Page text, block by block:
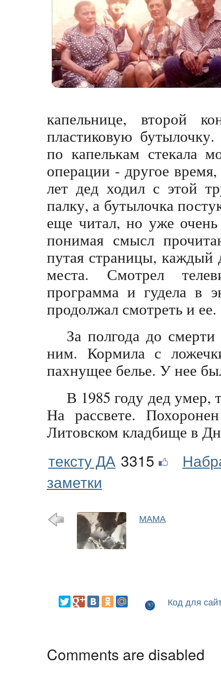
капельнице, второй
пластиковую
по капелькам стекала
операции - другое
лет дед ходил с этой
палку, а бутылочка
еще читал, но уже
понимая смысл
путая страницы, каждый
места. Смотрел
программа и гудела в
продолжал смотреть и ее.
За полгода до
ним. Кормила с
пахнущее белье. У нее
В 1985 году дед умер,
На рассвете.
Литовском кладбище в
тексту ДА 3315
заметки
МАМА
Код для
Comments are disabled